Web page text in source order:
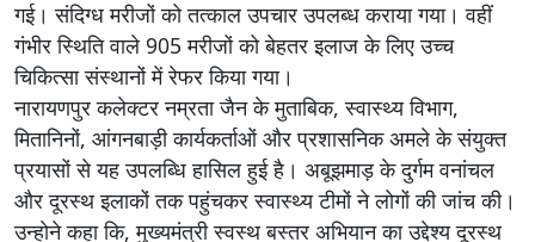
गई। संदिग्ध मरीजों को तत्काल उपचार उपलब्ध कराया गया। वहीं
गंभीर स्थिति वाले 905 मरीजों को बेहतर इलाज के लिए उच्च
चिकित्सा संस्थानों में रेफर किया गया।
नारायणपुर कलेक्टर नम्रता जैन के मुताबिक, स्वास्थ्य विभाग,
मितानिनों, आंगनबाड़ी कार्यकर्ताओं और प्रशासनिक अमले के संयुक्त
प्रयासों से यह उपलब्धि हासिल हुई है। अबूझमाड़ के दुर्गम वनांचल
और दूरस्थ इलाकों तक पहुंचकर स्वास्थ्य टीमों ने लोगों की जांच की।
उन्हाेने कहा कि, मुख्यमंत्री स्वस्थ बस्तर अभियान का उद्देश्य दूरस्थ